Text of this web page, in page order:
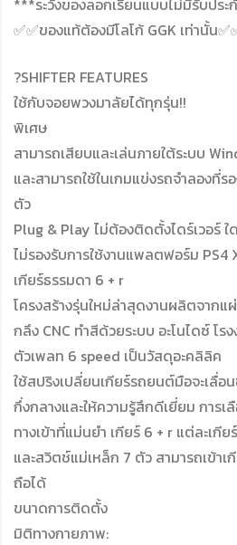
✅✅ของแท้ต้องมีโลโก้ GGK เท่านั้น
?SHIFTER FEATURES
ใช้กับจอยพวงมาลัยได้ทุกรุ่น!!
พิเศษ
สามารถเสียบและเล่นภายใต้ระบบ
และสามารถใช้ในเกมแข่งรถจำลองที่
ตัว
Plug & Play ไม่ต้องติดตั้งไดร์เวอร์ ใ
ไม่รองรับการใช้งานแพลตฟอร์ม PS4
เกียร์ธรรมดา 6 + r
โครงสร้างรุ่นใหม่ล่าสุดงานผลิตจากแ
กลึง CNC ทำสีด้วยระบบ อะโนไดซ์ โร
ตัวเพลท 6 speed เป็นวัสดุอะคลิลิค
ใช้สปริงเปลี่ยนเกียร์รถยนต์มือจะเลื่อ
กึ่งกลางและให้ความรู้สึกดีเยี่ยม การเ
ทางเข้าที่แม่นยำ เกียร์ 6 + r แต่ละเกี
และสวิตช์แม่เหล็ก 7 ตัว สามารถเข้าเ
ถือได้
ขนาดการติดตั้ง
มิติทางกายภาพ: